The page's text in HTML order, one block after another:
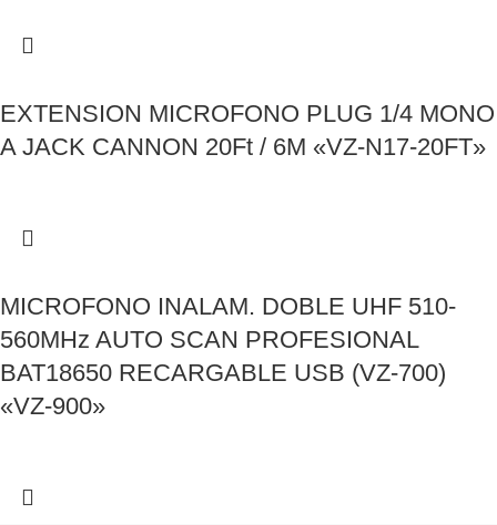
EXTENSION MICROFONO PLUG 1/4 MONO
A JACK CANNON 20Ft / 6M «VZ-N17-20FT»
MICROFONO INALAM. DOBLE UHF 510-
560MHz AUTO SCAN PROFESIONAL
BAT18650 RECARGABLE USB (VZ-700)
«VZ-900»